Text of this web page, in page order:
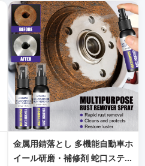
金属用錆落とし 多機能自動車ホ
イール研磨・補修剤 蛇口ステン